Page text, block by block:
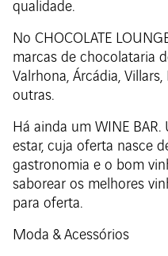
qualidade.
No CHOCOLATE
marcas de chocolataria
Valrhona, Árcádia,
outras.
Há ainda um WINE
estar, cuja oferta nasce
gastronomia e o bom
saborear os melhores
para oferta.
Moda & Acessórios